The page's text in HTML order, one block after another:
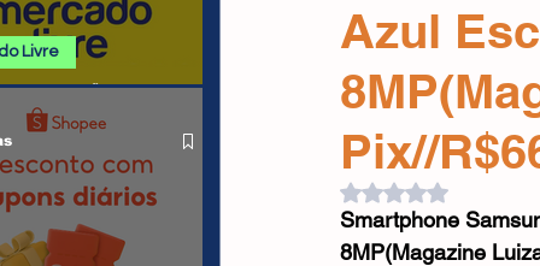
PROMOÇÕES
LIVRE
Livre
Smartphones
Carregadores
Azul
Pix//
Avaliado com NaN
Smartphone
8MP(Magazine